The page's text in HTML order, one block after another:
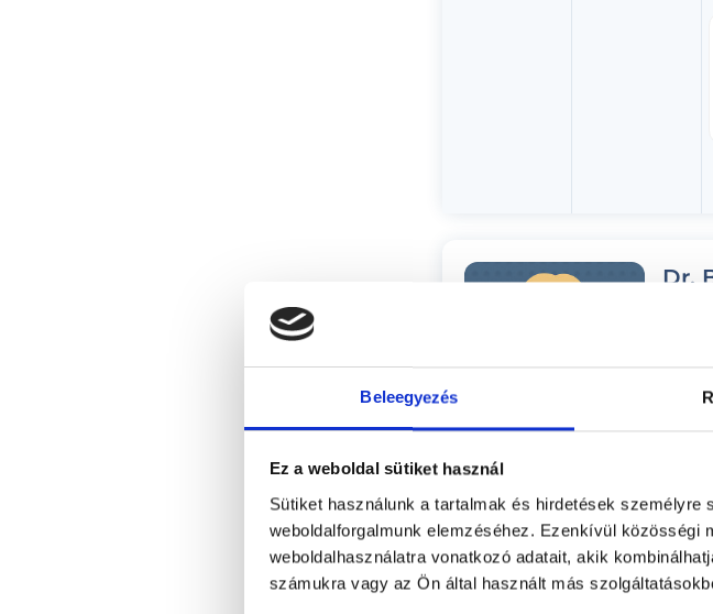
Beleegyezés
Ez a weboldal sütiket használ
Sütiket használunk a tartalmak és hirdetések
weboldalforgalmunk elemzéséhez. Ezenkívül közösségi
weboldalhasználatra vonatkozó adatait, akik
számukra vagy az Ön által használt más
Dr.
Szombat
ma
Vasárnap
08.09.